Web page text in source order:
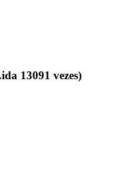
13091 vezes)